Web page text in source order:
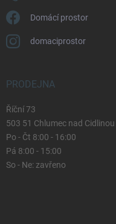
Domácí prostor
domaciprostor
PRODEJNA
Říční 73
503 51 Chlumec nad Cidlinou
Po - Čt 8:00 - 16:00
Pá 8:00 - 15:00
So - Ne: zavřeno